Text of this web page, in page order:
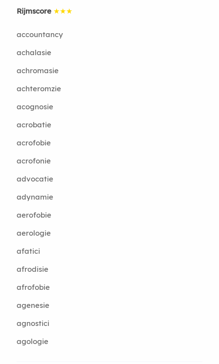
Rijmscore ★★★
accountancy
achalasie
achromasie
achteromzie
acognosie
acrobatie
acrofobie
acrofonie
advocatie
adynamie
aerofobie
aerologie
afatici
afrodisie
afrofobie
agenesie
agnostici
agologie